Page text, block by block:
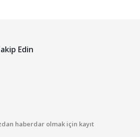
Edin
haberdar olmak için kayıt